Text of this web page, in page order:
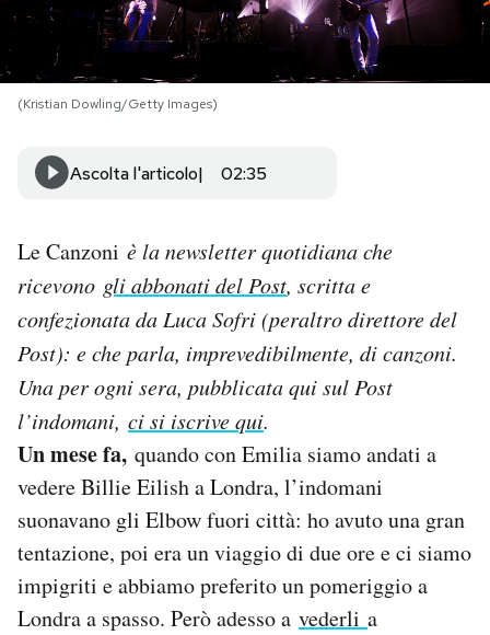
PODCAST
NEWSLETTER
I MIEI PREFERITI
SHOP
CALENDARIO
AREA PERSONALE
Area Personale
Newsletter
Regala il Post
Hai bisogno di aiuto?
Esci
(Kristian Dowling/Getty Images)
Ascolta l'articolo 02:35
Le Canzoni è la newsletter quotidiana che
ricevono gli abbonati del Post, scritta e
confezionata da Luca Sofri (peraltro direttore del
Post): e che parla, imprevedibilmente, di canzoni.
Una per ogni sera, pubblicata qui sul Post
l’indomani, ci si iscrive qui.
Un mese fa, quando con Emilia siamo andati a
vedere Billie Eilish a Londra, l’indomani
suonavano gli Elbow fuori città: ho avuto una gran
tentazione, poi era un viaggio di due ore e ci siamo
impigriti e abbiamo preferito un pomeriggio a
Londra a spasso. Però adesso a vederli a